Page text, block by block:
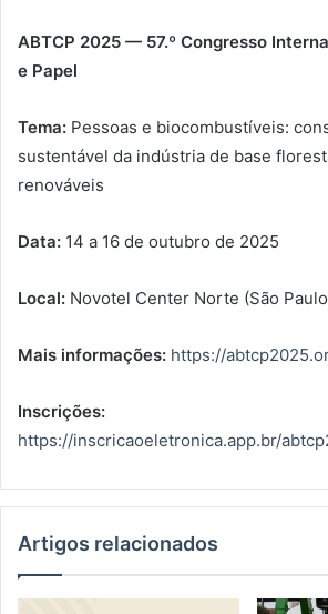
ABTCP 2025 — 57.º Congresso
e Papel
Tema: Pessoas e biocombustíveis:
sustentável da indústria de base
renováveis
Data: 14 a 16 de outubro de 2025
Local: Novotel Center Norte (São
Mais informações: https://
Inscrições:
https://inscricaoeletronica.app.br/
Artigos relacionados